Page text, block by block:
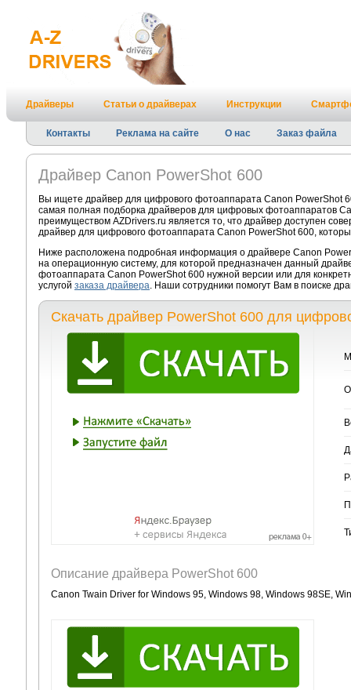
Драйверы Статьи о драйверах Инструкции
Контакты Реклама на сайте О нас Заказ файла
Драйвер Canon PowerShot 600
Вы ищете драйвер для цифрового фотоаппарата Canon PowerShot
самая полная подборка драйверов для цифровых фотоаппаратов
преимуществом AZDrivers.ru является то, что драйвер доступен
драйвер для цифрового фотоаппарата Canon PowerShot 600,
Ниже расположена подробная информация о драйвере Canon
на операционную систему, для которой предназначен данный
фотоаппарата Canon PowerShot 600 нужной версии или для
услугой заказа драйвера. Наши сотрудники помогут Вам в поиске
Скачать драйвер PowerShot 600 для
Описание драйвера PowerShot 600
Canon Twain Driver for Windows 95, Windows 98, Windows 98SE,